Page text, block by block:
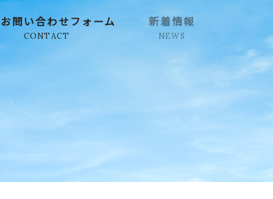
問い合わせフォーム
CONTACT
新着情報
NEWS